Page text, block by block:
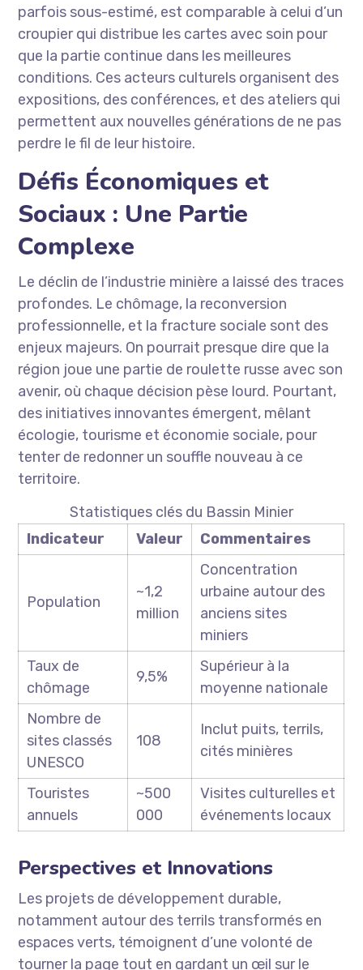
parfois sous-estimé, est comparable à celui d’un
croupier qui distribue les cartes avec soin pour
que la partie continue dans les meilleures
conditions. Ces acteurs culturels organisent des
expositions, des conférences, et des ateliers qui
permettent aux nouvelles générations de ne pas
perdre le fil de leur histoire.
Défis Économiques et
Sociaux : Une Partie
Complexe
Le déclin de l’industrie minière a laissé des traces
profondes. Le chômage, la reconversion
professionnelle, et la fracture sociale sont des
enjeux majeurs. On pourrait presque dire que la
région joue une partie de roulette russe avec son
avenir, où chaque décision pèse lourd. Pourtant,
des initiatives innovantes émergent, mêlant
écologie, tourisme et économie sociale, pour
tenter de redonner un souffle nouveau à ce
territoire.
Statistiques clés du Bassin Minier
Indicateur
Valeur Commentaires
Population
~1,2
million
Concentration
urbaine autour des
anciens sites
miniers
Taux de
chômage
9,5%
Supérieur à la
moyenne nationale
Nombre de
sites classés
UNESCO
108
Inclut puits, terrils,
cités minières
Touristes
annuels
~500
000
Visites culturelles et
événements locaux
Perspectives et Innovations
Les projets de développement durable,
notamment autour des terrils transformés en
espaces verts, témoignent d’une volonté de
tourner la page tout en gardant un œil sur le